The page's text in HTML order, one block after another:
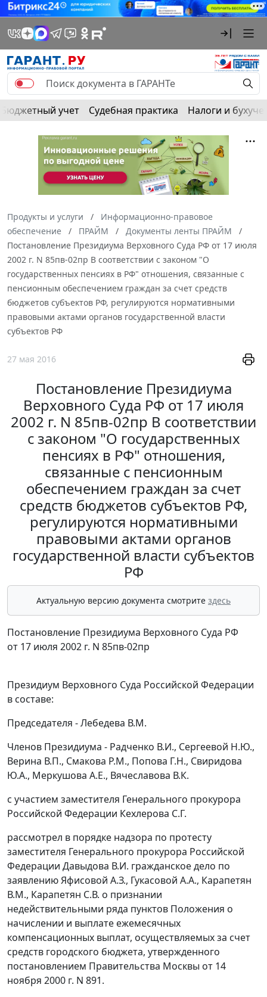
Бюджетный учет Судебная практика Налоги и
Продукты и услуги
Информационно-правовое
обеспечение
ПРАЙМ
Документы ленты ПРАЙМ
Постановление Президиума Верховного Суда РФ от 17 июля
2002 г. N 85пв-02пр В соответствии с законом "О
государственных пенсиях в РФ" отношения, связанные с
пенсионным обеспечением граждан за счет средств
бюджетов субъектов РФ, регулируются нормативными
правовыми актами органов государственной власти
субъектов РФ
27 мая 2016
Постановление Президиума
Верховного Суда РФ от 17 июля
2002 г. N 85пв-02пр В соответствии
с законом "О государственных
пенсиях в РФ" отношения,
связанные с пенсионным
обеспечением граждан за счет
средств бюджетов субъектов РФ,
регулируются нормативными
правовыми актами органов
государственной власти субъектов
РФ
Актуальную версию документа смотрите здесь
Постановление Президиума Верховного Суда РФ
от 17 июля 2002 г. N 85пв-02пр
Президиум Верховного Суда Российской Федерации
в составе:
Председателя - Лебедева В.М.
Членов Президиума - Радченко В.И., Сергеевой Н.Ю.,
Верина В.П., Смакова P.M., Попова Г.Н., Свиридова
Ю.А., Меркушова А.Е., Вячеславова В.К.
с участием заместителя Генерального прокурора
Российской Федерации Кехлерова С.Г.
рассмотрел в порядке надзора по протесту
заместителя Генерального прокурора Российской
Федерации Давыдова В.И. гражданское дело по
заявлению Яфисовой А.З., Гукасовой А.А., Карапетян
В.М., Карапетян С.В. о признании
недействительными ряда пунктов Положения о
начислении и выплате ежемесячных
компенсационных выплат, осуществляемых за счет
средств городского бюджета, утвержденного
постановлением Правительства Москвы от 14
ноября 2000 г. N 891.